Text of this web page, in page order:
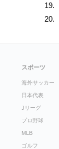
19.
20.
スポーツ
海外サッカー
日本代表
Jリーグ
プロ野球
MLB
ゴルフ